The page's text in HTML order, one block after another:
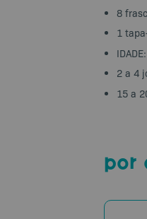
8
1
2 a 4
15 a
por